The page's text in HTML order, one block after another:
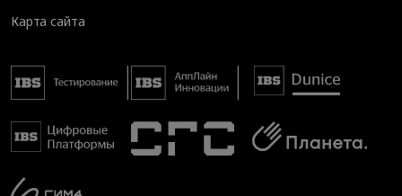
Карта сайта